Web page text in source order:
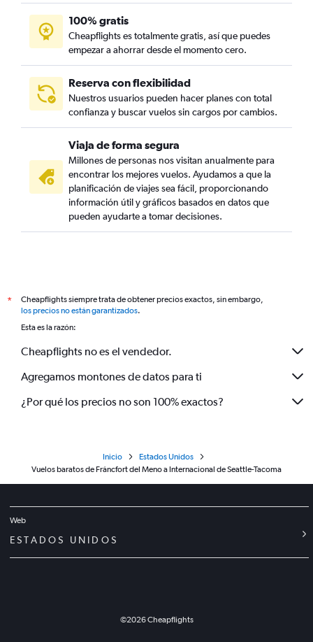
100% gratis
Cheapflights es totalmente gratis, así que puedes
empezar a ahorrar desde el momento cero.
Reserva con flexibilidad
Nuestros usuarios pueden hacer planes con total
confianza y buscar vuelos sin cargos por cambios.
Viaja de forma segura
Millones de personas nos visitan anualmente para
encontrar los mejores vuelos. Ayudamos a que la
planificación de viajes sea fácil, proporcionando
información útil y gráficos basados en datos que
pueden ayudarte a tomar decisiones.
*
Cheapflights siempre trata de obtener precios exactos, sin embargo,
los precios no están garantizados.
Esta es la razón:
Cheapflights no es el vendedor.
Agregamos montones de datos para ti
¿Por qué los precios no son 100% exactos?
Inicio
Estados Unidos
Vuelos baratos de Fráncfort del Meno a Internacional de Seattle-Tacoma
Web
ESTADOS UNIDOS
©2026Cheapflights